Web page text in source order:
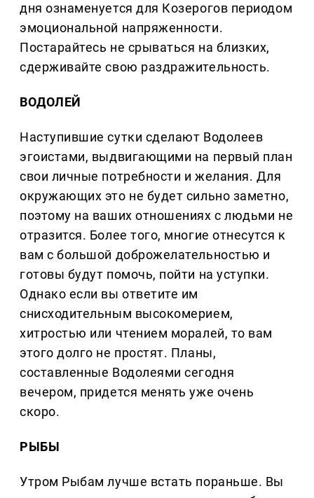
дня ознаменуется для Козерогов периодом
эмоциональной напряженности.
Постарайтесь не срываться на близких,
сдерживайте свою раздражительность.
ВОДОЛЕЙ
Наступившие сутки сделают Водолеев
эгоистами, выдвигающими на первый план
свои личные потребности и желания. Для
окружающих это не будет сильно заметно,
поэтому на ваших отношениях с людьми не
отразится. Более того, многие отнесутся к
вам с большой доброжелательностью и
готовы будут помочь, пойти на уступки.
Однако если вы ответите им
снисходительным высокомерием,
хитростью или чтением моралей, то вам
этого долго не простят. Планы,
составленные Водолеями сегодня
вечером, придется менять уже очень
скоро.
РЫБЫ
Утром Рыбам лучше встать пораньше. Вы